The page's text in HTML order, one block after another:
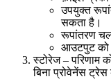
उपयुक्त
सकता है।
रूपांतरण
आउटपुट को
स्टोरेज– परिणाम
बिना प्रोवेनेंस